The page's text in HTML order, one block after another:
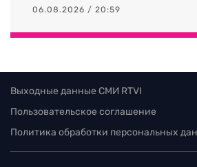
06.08.2026 / 20:59
Выходные данные СМИ RTVI
Пользовательское соглашение
Политика обработки персональных